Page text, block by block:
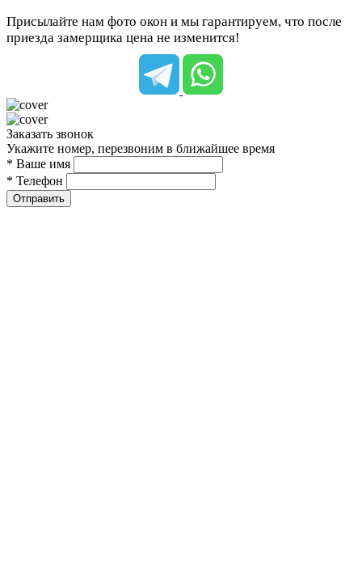
Присылайте нам фото окон и мы гарантируем, что после
приезда замерщика цена не изменится!
Заказать звонок
Укажите номер, перезвоним в ближайшее время
* Ваше имя
* Телефон
Отправить